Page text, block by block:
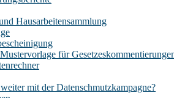
Hausarbeitensammlung
für
mit der Datenschmutzkampagne?